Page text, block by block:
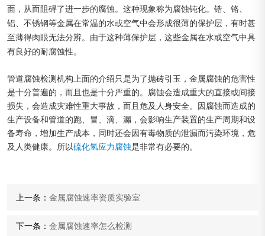
面，从而阻碍了进一步的腐蚀。这种现象称为腐蚀钝化。锆、铬、
铝、不锈钢等金属在常温的水或空气中会形成很薄的保护层，有时甚
至薄得肉眼无法分辨。由于这种薄保护层，这些金属在水或空气中具
有良好的耐腐蚀性。
管道腐蚀检测机构上面的介绍只是为了抛砖引玉，金属腐蚀的危害性
是十分普遍的，而且也是十分严重的。腐蚀会造成重大的直接或间接
损失，会造成灾难性重大事故，而且危及人身安全。因腐蚀而造成的
生产设备和管道的跑、冒、滴、漏，会影响生产装置的生产周期和设
备寿命，增加生产成本，同时还会因有毒物质的泄漏而污染环境，危
及人类健康。所以硫化氢应力腐蚀是非常有必要的。
上一条： 金属腐蚀速率资质实验室
下一条： 金属腐蚀速率怎么检测